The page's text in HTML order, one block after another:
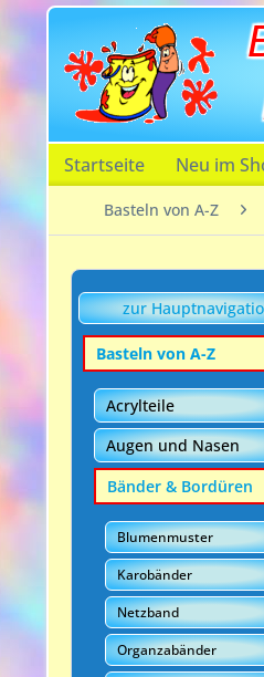
Startseite Neu im
Basteln von A-Z
zur
Basteln von A-Z
Acrylteile
Augen und Nasen
Bänder & Bordüren
Blumenmuster
Karobänder
Netzband
Organzabänder